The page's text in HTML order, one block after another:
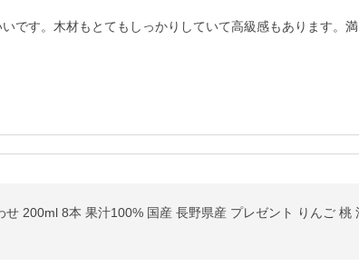
です。木材もとてもしっかりしていて高級感もあります。満